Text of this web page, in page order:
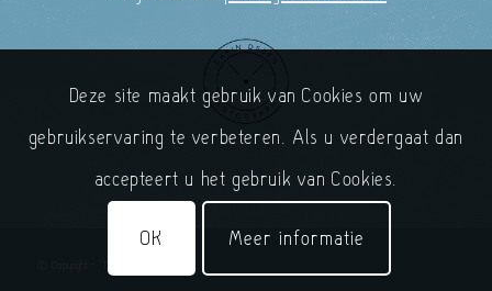
Deze site maakt gebruik van Cookies om uw
gebruikservaring te verbeteren. Als u verdergaat dan
accepteert u het gebruik van Cookies.
OK Meer informatie